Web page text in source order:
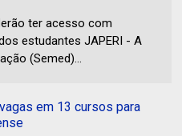
ter acesso com
estudantes JAPERI - A
(Semed)...
em 13 cursos para